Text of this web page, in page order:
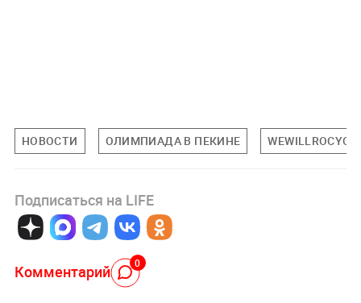
НОВОСТИ ОЛИМПИАДА В ПЕКИНЕ WEWILLROCYOU
Подписаться на LIFE
Комментарий 0